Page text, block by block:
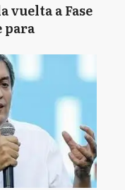
vuelta a Fase
para